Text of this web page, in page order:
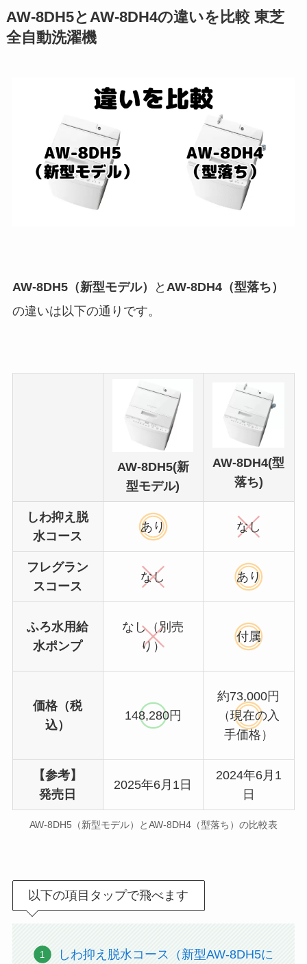
AW-8DH5とAW-8DH4の違いを比較 東芝
全自動洗濯機
AW-8DH5（新型モデル） と AW-8DH4（型落ち）
の違いは以下の通りです。
AW-8DH5(新
型モデル)
AW-8DH4(型
落ち)
しわ抑え脱
水コース
あり なし
フレグラン
スコース
なし あり
ふろ水用給
水ポンプ
なし（別売
り）
付属
価格（税
込）
148,280円
約73,000円
（現在の入
手価格）
【参考】
発売日
2025年6月1日
2024年6月1
日
AW-8DH5（新型モデル）とAW-8DH4（型落ち）の比較表
以下の項目タップで飛べます
しわ抑え脱水コース（新型AW-8DH5に